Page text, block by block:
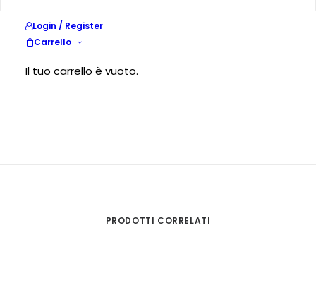
Login / Register
Carrello
Il tuo carrello è vuoto.
DESCRIZIONE
…albi illustrati, tempo lento e occhi curiosi per una
PRODOTTI CORRELATI